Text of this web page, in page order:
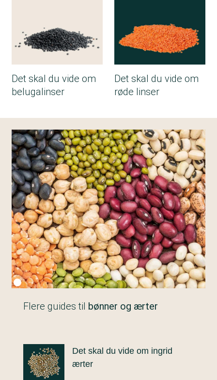
Det skal du vide om
belugalinser
Det skal du vide om
røde linser
Fotokredit:
Getty Images
Flere guides til bønner og ærter
Det skal du vide om ingrid
ærter